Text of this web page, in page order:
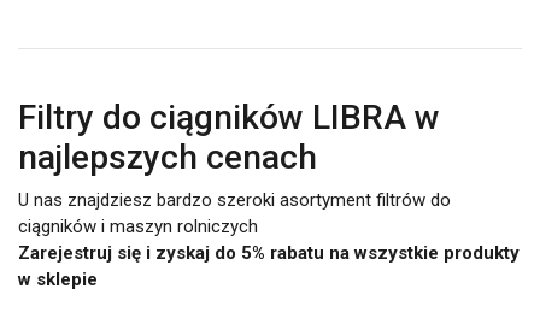
Filtry do ciągników LIBRA w
najlepszych cenach
U nas znajdziesz bardzo szeroki asortyment filtrów do
ciągników i maszyn rolniczych
Zarejestruj się i zyskaj do 5% rabatu na wszystkie produkty
w sklepie